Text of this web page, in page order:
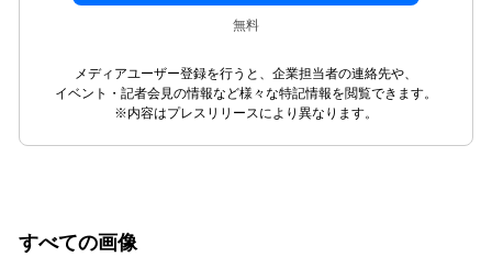
無料
メディアユーザー登録を行うと、企業担当者の連絡先や、
イベント・記者会見の情報など様々な特記情報を閲覧できます。
※内容はプレスリリースにより異なります。
すべての画像